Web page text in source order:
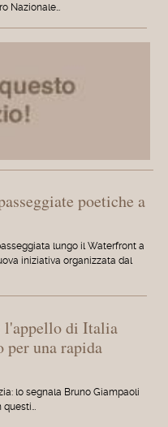
Nazionale…
poetiche a
lungo il Waterfront a
iniziativa organizzata dal
l'appello di Italia
per una rapida
lo segnala Bruno Giampaoli
questi…